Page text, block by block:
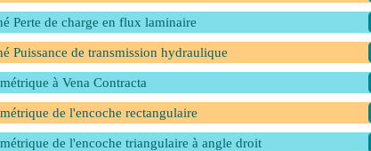
Perte de charge en flux laminaire
Puissance de transmission hydraulique
à Vena Contracta
de l'encoche rectangulaire
de l'encoche triangulaire à angle droit